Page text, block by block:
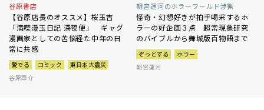
谷原書店
【谷原店長のオススメ】桜玉吉
「満喫漫玉日記 深夜便」 ギャグ
漫画家としての苦悩経た中年の日
常に共感
愛でる コミック
東日本大震災
谷原章介
朝宮運河のホラーワールド渉猟
怪奇・幻想好きが拍手喝采するホ
ラーの好企画３点 超常現象研究
のバイブルから舞城版百物語まで
ぞっとする
ホラー
朝宮運河